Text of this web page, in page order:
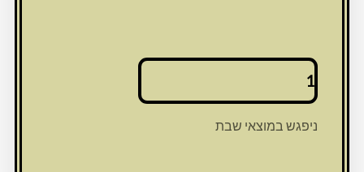
כמות
שרשרת
ניפגש במוצאי שבת